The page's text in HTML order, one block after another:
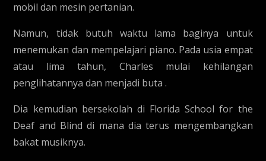
mobil dan mesin pertanian.
Namun, tidak butuh waktu lama baginya untuk
menemukan dan mempelajari piano. Pada usia empat
atau lima tahun, Charles mulai kehilangan
penglihatannya dan menjadi buta .
Dia kemudian bersekolah di Florida School for the
Deaf and Blind di mana dia terus mengembangkan
bakat musiknya.